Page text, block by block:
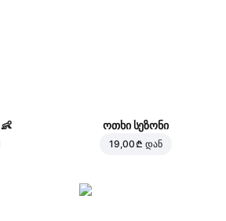
👶 ოთხი სეზონი
19,00 ₾ დან